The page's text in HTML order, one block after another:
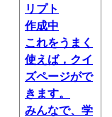
リプト
作成中
これをうまく
使えば，クイ
ズページがで
きます。
みんなで、学